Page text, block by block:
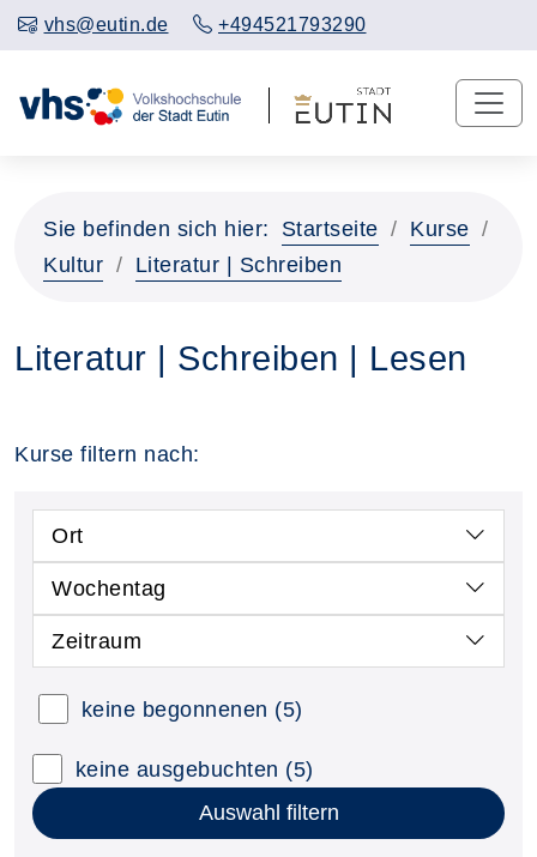
vhs@eutin.de +494521793290
Sie befinden sich hier: Startseite
Kurse
Kultur
Literatur | Schreiben
Literatur | Schreiben | Lesen
Kurse filtern nach:
Ort
Wochentag
Zeitraum
keine begonnenen (5)
keine ausgebuchten (5)
Auswahl filtern